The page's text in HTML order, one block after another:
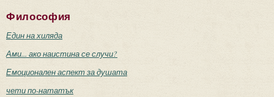
Философия
Един на хиляда
Ами... ако наистина се случи?
Емоционален аспект за душата
чети по-нататък